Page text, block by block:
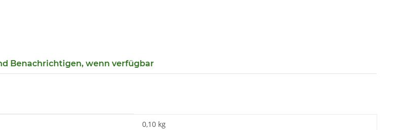
Benachrichtigen, wenn verfügbar
0,10 kg